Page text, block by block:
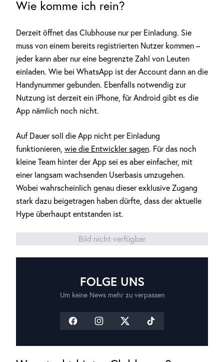
Wie komme ich rein?
Derzeit öffnet das Clubhouse nur per Einladung. Sie
muss von einem bereits registrierten Nutzer kommen –
jeder kann aber nur eine begrenzte Zahl von Leuten
einladen. Wie bei WhatsApp ist der Account dann an die
Handynummer gebunden. Ebenfalls notwendig zur
Nutzung ist derzeit ein iPhone, für Android gibt es die
App nämlich noch nicht.
Auf Dauer soll die App nicht per Einladung
funktionieren, wie die Entwickler sagen. Für das noch
kleine Team hinter der App sei es aber einfacher, mit
einer langsam wachsenden Userbasis umzugehen.
Wobei wahrscheinlich genau dieser exklusive Zugang
stark dazu beigetragen haben dürfte, dass der aktuelle
Hype überhaupt entstanden ist.
Bild nicht verfügbar
FOLGE UNS
Um keine News mehr zu verpassen